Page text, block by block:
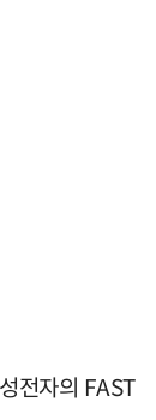
전자의 FAST